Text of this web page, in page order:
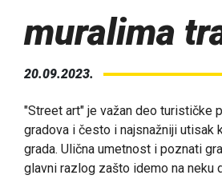
muralima
20.09.2023.
"Street art" je važan deo turističke
gradova i često i najsnažniji utisak
grada. Ulična umetnost i poznati
glavni razlog zašto idemo na neku